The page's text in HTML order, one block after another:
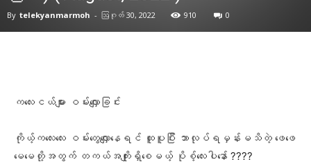
By telekyanmarmoh - ဩဂုတ် 30, 2022 910 0
က​လေးငယ်များ ဝမ်း​လျှောခြင်း
ကိုယ့်ကလေးလေး ဝမ်းတွေလျှောနေရင် ထူပူပြီး ဘာလုပ်ရမှန်းမသိတဲ့ ဖေဖေ
မေမေတို့အတွက် တကယ်အကျိုးရှိစေမယ့် ပိုစ့်လေးပါနော် ????